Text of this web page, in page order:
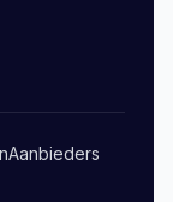
Aanbieders